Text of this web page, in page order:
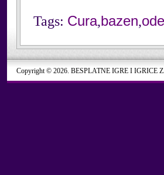
Tags: Cura,bazen,
Copyright © 2026. BESPLATNE IGRE I IGRICE